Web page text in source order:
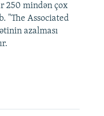
250 mindən çox
"The Associated
azalması